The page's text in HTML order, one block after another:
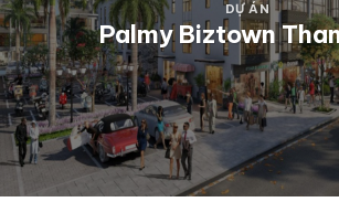
DỰ ÁN
Palmy Biztown